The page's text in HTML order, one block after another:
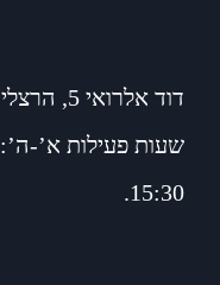
דוד אלרואי 5, הרצליה.
15:30.